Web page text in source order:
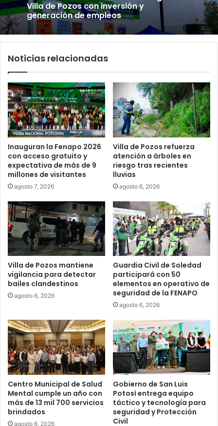
Villa de Pozos con inversión y
generación de empleos
Noticias relacionadas
Inauguran la Fenapo 2026
con acceso gratuito y
expectativa de más de 9
millones de visitantes
agosto 7, 2026
Villa de Pozos refuerza
atención a árboles en
riesgo tras recientes
lluvias
agosto 6, 2026
Villa de Pozos mantiene
vigilancia para detectar
bailes clandestinos
agosto 6, 2026
Guardia Civil de Soledad
participará con 50
elementos en operativo de
seguridad de la FENAPO
agosto 6, 2026
Centro Municipal de Salud
Mental cumple un año con
más de 13 mil 700 servicios
brindados
agosto 6, 2026
Gobierno de San Luis
Potosí entrega equipo
táctico y tecnología para
seguridad y Protección
Civil